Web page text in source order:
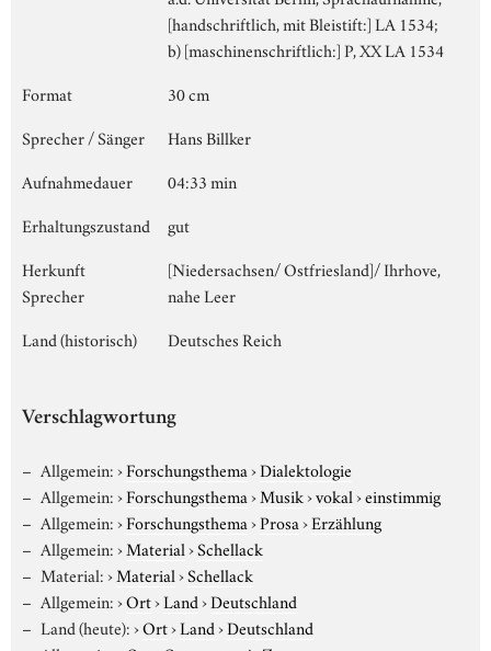
[handschriftlich, mit Bleistift:] LA 1534;
b) [maschinenschriftlich:] P, XX LA 1534
Format
30 cm
Sprecher / Sänger
Hans Billker
Aufnahmedauer
04:33 min
Erhaltungszustand
gut
Herkunft
Sprecher
[Niedersachsen/ Ostfriesland]/ Ihrhove,
nahe Leer
Land (historisch)
Deutsches Reich
Verschlagwortung
Allgemein:›Forschungsthema›Dialektologie
Allgemein:›Forschungsthema›Musik›vokal›einstimmig
Allgemein:›Forschungsthema›Prosa›Erzählung
Allgemein:›Material›Schellack
Material:›Material›Schellack
Allgemein:›Ort›Land›Deutschland
Land (heute):›Ort›Land›Deutschland